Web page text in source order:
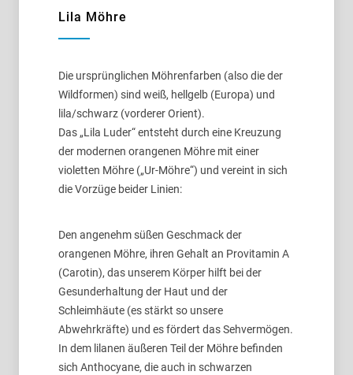
Lila Möhre
Die ursprünglichen Möhrenfarben (also die der
Wildformen) sind weiß, hellgelb (Europa) und
lila/schwarz (vorderer Orient).
Das „Lila Luder“ entsteht durch eine Kreuzung
der modernen orangenen Möhre mit einer
violetten Möhre („Ur-Möhre“) und vereint in sich
die Vorzüge beider Linien:
Den angenehm süßen Geschmack der
orangenen Möhre, ihren Gehalt an Provitamin A
(Carotin), das unserem Körper hilft bei der
Gesunderhaltung der Haut und der
Schleimhäute (es stärkt so unsere
Abwehrkräfte) und es fördert das Sehvermögen.
In dem lilanen äußeren Teil der Möhre befinden
sich Anthocyane, die auch in schwarzen